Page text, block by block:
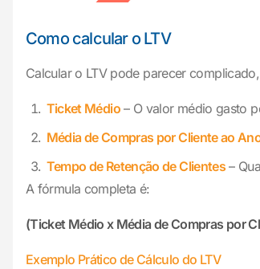
Como calcular o LTV
Calcular o LTV pode parecer
Ticket Médio– O valor médio gasto
Média de Compras por Cliente ao
Tempo de Retenção de Clientes –
A fórmula completa é:
(Ticket Médio x Média de Compras por
Exemplo Prático de Cálculo do LTV